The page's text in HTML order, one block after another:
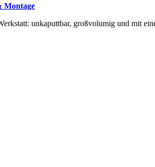
Montage
unkaputtbar, großvolumig und mit